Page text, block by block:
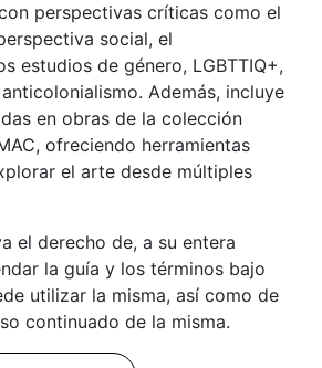
perspectivas críticas como el
social, el
estudios de género, LGBTTIQ+,
Además, incluye
en obras de la colección
ofreciendo herramientas
el arte desde múltiples
el derecho de, a su entera
la guía y los términos bajo
utilizar la misma, así como de
continuado de la misma.